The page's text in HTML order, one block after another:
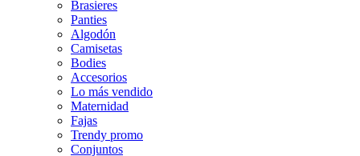
Brasieres
Panties
Algodón
Camisetas
Bodies
Accesorios
Lo más vendido
Maternidad
Fajas
Trendy promo
Conjuntos